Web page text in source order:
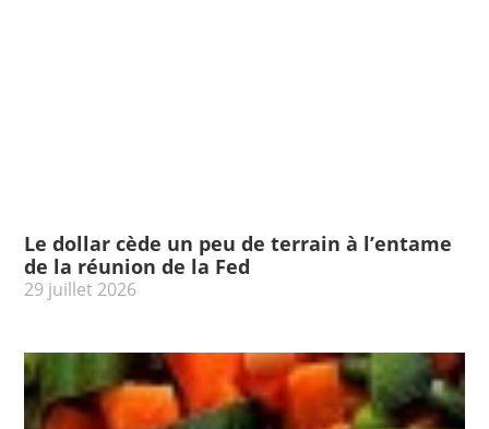
Le dollar cède un peu de terrain à l’entame
de la réunion de la Fed
29 juillet 2026